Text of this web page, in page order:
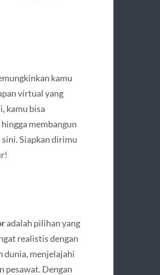
kamu
virtual yang
kamu bisa
membangun
Siapkan dirimu
adalah pilihan yang
realistis dengan
dunia, menjelajahi
pesawat. Dengan